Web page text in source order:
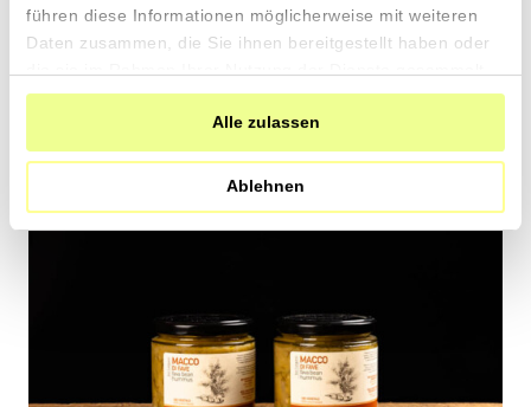
führen diese Informationen möglicherweise mit weiteren
Daten zusammen, die Sie ihnen bereitgestellt haben oder
haben.
Alle zulassen
Ablehnen
den
Warenkorb